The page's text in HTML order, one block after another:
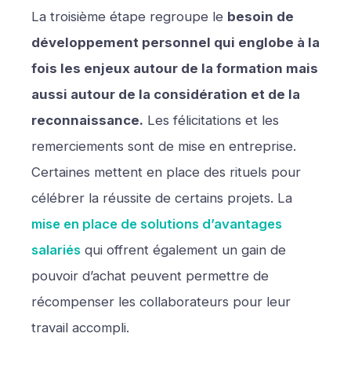
La troisième étape regroupe le besoin de
développement personnel qui englobe à la
fois les enjeux autour de la formation mais
aussi autour de la considération et de la
reconnaissance. Les félicitations et les
remerciements sont de mise en entreprise.
Certaines mettent en place des rituels pour
célébrer la réussite de certains projets. La
mise en place de solutions d’avantages
salariés qui offrent également un gain de
pouvoir d’achat peuvent permettre de
récompenser les collaborateurs pour leur
travail accompli.